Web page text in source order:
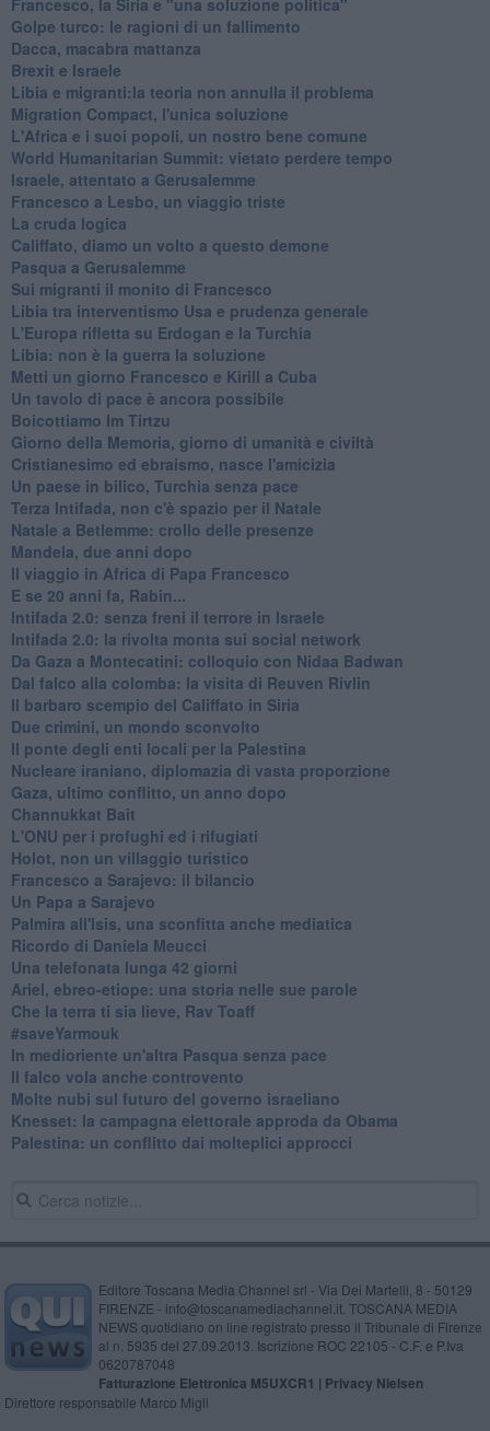
Golpe turco: le ragioni di un fallimento
Dacca, macabra mattanza
Brexit e Israele
Libia e migranti:la teoria non annulla il problema
Migration Compact, l'unica soluzione
L'Africa e i suoi popoli, un nostro bene comune
World Humanitarian Summit: vietato perdere tempo
Israele, attentato a Gerusalemme
Francesco a Lesbo, un viaggio triste
La cruda logica
Califfato, diamo un volto a questo demone
Pasqua a Gerusalemme
Sui migranti il monito di Francesco
Libia tra interventismo Usa e prudenza generale
L'Europa rifletta su Erdogan e la Turchia
Libia: non è la guerra la soluzione
Metti un giorno Francesco e Kirill a Cuba
Un tavolo di pace è ancora possibile
Boicottiamo Im Tirtzu
Giorno della Memoria, giorno di umanità e civiltà
Cristianesimo ed ebraismo, nasce l'amicizia
Un paese in bilico, Turchia senza pace
Terza Intifada, non c'è spazio per il Natale
Natale a Betlemme: crollo delle presenze
Mandela, due anni dopo
Il viaggio in Africa di Papa Francesco
E se 20 anni fa, Rabin...
Intifada 2.0: senza freni il terrore in Israele
Intifada 2.0: la rivolta monta sui social network
Da Gaza a Montecatini: colloquio con Nidaa Badwan
Dal falco alla colomba: la visita di Reuven Rivlin
Il barbaro scempio del Califfato in Siria
Due crimini, un mondo sconvolto
Il ponte degli enti locali per la Palestina
Nucleare iraniano, diplomazia di vasta proporzione
Gaza, ultimo conflitto, un anno dopo
Channukkat Bait
L'ONU per i profughi ed i rifugiati
Holot, non un villaggio turistico
Francesco a Sarajevo: il bilancio
Un Papa a Sarajevo
Palmira all'Isis, una sconfitta anche mediatica
Ricordo di Daniela Meucci
​Una telefonata lunga 42 giorni
​Ariel, ebreo-etiope: una storia nelle sue parole
Che la terra ti sia lieve, Rav Toaff
​#saveYarmouk
​In medioriente un'altra Pasqua senza pace
​Il falco vola anche controvento
Molte nubi sul futuro del governo israeliano
Knesset: la campagna elettorale approda da Obama
Palestina: un conflitto dai molteplici approcci
Editore Toscana Media Channel srl - Via Dei Martelli, 8 - 50129
FIRENZE - info@toscanamediachannel.it. TOSCANA MEDIA
NEWS quotidiano on line registrato presso il Tribunale di Firenze
al n. 5935 del 27.09.2013. Iscrizione ROC 22105 - C.F. e P.Iva
0620787048
Fatturazione Elettronica M5UXCR1 | Privacy Nielsen
Direttore responsabile Marco Migli